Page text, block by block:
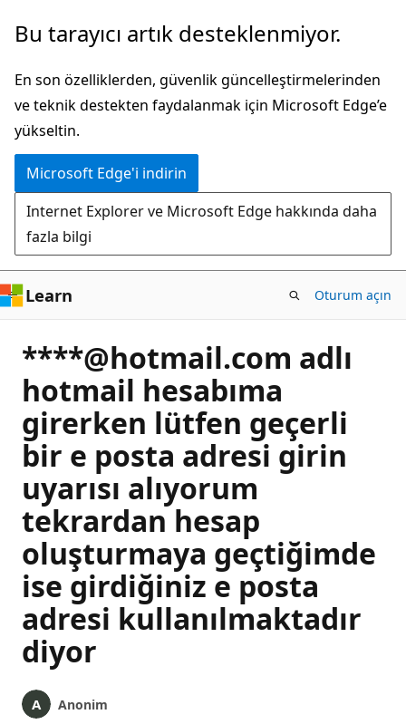
Ana
atla
Bu tarayıcı artık desteklenmiyor.
En son özelliklerden, güvenlik güncelleştirmelerinden
ve teknik destekten faydalanmak için Microsoft Edge’e
yükseltin.
Microsoft Edge'i indirin
Internet Explorer ve Microsoft Edge hakkında daha
fazla bilgi
Learn Oturum açın
****@hotmail.com adlı
hotmail hesabıma
girerken lütfen geçerli
bir e posta adresi girin
uyarısı alıyorum
tekrardan hesap
oluşturmaya geçtiğimde
ise girdiğiniz e posta
adresi kullanılmaktadır
diyor
Anonim